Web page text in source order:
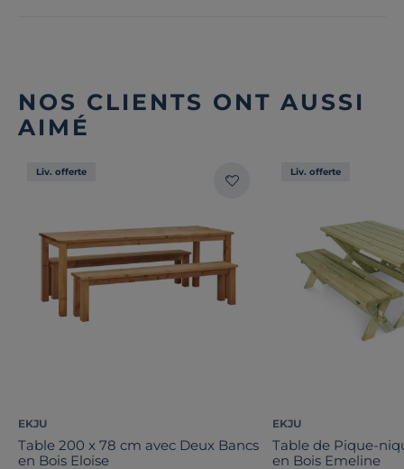
NOS CLIENTS ONT AUSSI
AIMÉ
Liv. offerte
EKJU
Table 200 x 78 cm avec Deux Bancs
en Bois Eloise
Liv. offerte
EKJU
Table de Pique-
en Bois Emeline